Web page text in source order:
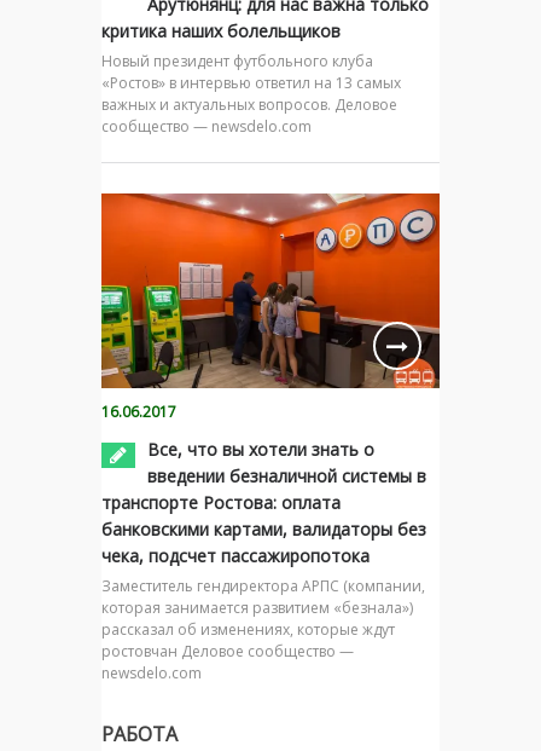
критика наших болельщиков
Новый президент футбольного клуба
«Ростов» в интервью ответил на 13 самых
важных и актуальных вопросов. Деловое
сообщество — newsdelo.com
16.06.2017
Все, что вы хотели знать о
введении безналичной системы в
транспорте Ростова: оплата
банковскими картами, валидаторы без
чека, подсчет пассажиропотока
Заместитель гендиректора АРПС (компании,
которая занимается развитием «безнала»)
рассказал об изменениях, которые ждут
ростовчан Деловое сообщество —
newsdelo.com
РАБОТА